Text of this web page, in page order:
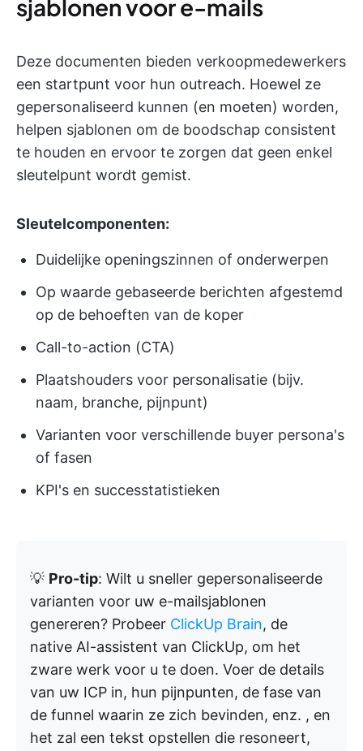
sjablonen voor e-mails
Deze documenten bieden verkoopmedewerkers
een startpunt voor hun outreach. Hoewel ze
gepersonaliseerd kunnen (en moeten) worden,
helpen sjablonen om de boodschap consistent
te houden en ervoor te zorgen dat geen enkel
sleutelpunt wordt gemist.
Sleutelcomponenten:
Duidelijke openingszinnen of onderwerpen
Op waarde gebaseerde berichten afgestemd
op de behoeften van de koper
Call-to-action (CTA)
Plaatshouders voor personalisatie (bijv.
naam, branche, pijnpunt)
Varianten voor verschillende buyer persona's
of fasen
KPI's en successtatistieken
💡 Pro-tip: Wilt u sneller gepersonaliseerde
varianten voor uw e-mailsjablonen
genereren? Probeer ClickUp Brain, de
native AI-assistent van ClickUp, om het
zware werk voor u te doen. Voer de details
van uw ICP in, hun pijnpunten, de fase van
de funnel waarin ze zich bevinden, enz. , en
het zal een tekst opstellen die resoneert,